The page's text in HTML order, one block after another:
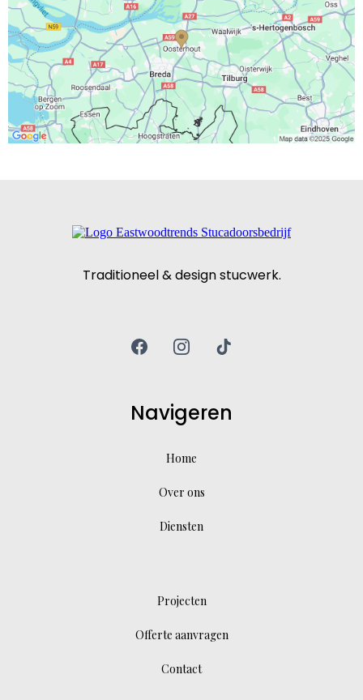
Traditioneel & design stucwerk.
Navigeren
Home
Over ons
Diensten
Projecten
Offerte aanvragen
Contact